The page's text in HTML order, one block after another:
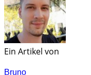
Ein Artikel von
Bruno